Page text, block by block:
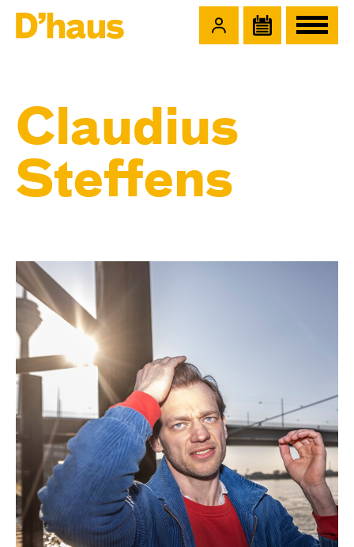
Claudius
Steffens